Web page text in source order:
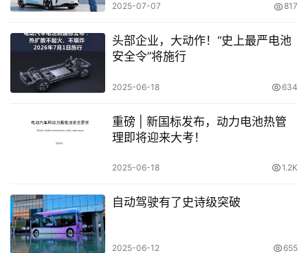
2025-07-07 817
头部企业，大动作！“史上最严电池
安全令”将施行
2025-06-18 634
重磅 | 新国标发布，动力电池热管
理即将迎来大考！
2025-06-18 1.2K
自动驾驶有了史诗级突破
2025-06-12 655